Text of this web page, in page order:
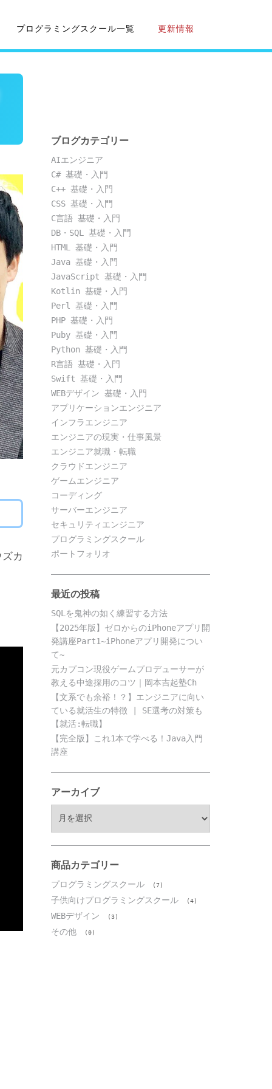
プログラミングスクール一覧 更新情報
カ
ブログカテゴリー
AIエンジニア
C# 基礎・入門
C++ 基礎・入門
CSS 基礎・入門
C言語 基礎・入門
DB・SQL 基礎・入門
HTML 基礎・入門
Java 基礎・入門
JavaScript 基礎・入門
Kotlin 基礎・入門
Perl 基礎・入門
PHP 基礎・入門
Puby 基礎・入門
Python 基礎・入門
R言語 基礎・入門
Swift 基礎・入門
WEBデザイン 基礎・入門
アプリケーションエンジニア
インフラエンジニア
エンジニアの現実・仕事風景
エンジニア就職・転職
クラウドエンジニア
ゲームエンジニア
コーディング
サーバーエンジニア
セキュリティエンジニア
プログラミングスクール
ポートフォリオ
最近の投稿
SQLを鬼神の如く練習する方法
【2025年版】ゼロからのiPhoneアプリ開
発講座Part1~iPhoneアプリ開発につい
て~
元カプコン現役ゲームプロデューサーが
教える中途採用のコツ｜岡本吉起塾Ch
【文系でも余裕！？】エンジニアに向い
ている就活生の特徴 | SE選考の対策も
【就活:転職】
【完全版】これ1本で学べる！Java入門
講座
アーカイブ
ブ
商品カテゴリー
プログラミングスクール (7)
子供向けプログラミングスクール (4)
WEBデザイン (3)
その他 (0)